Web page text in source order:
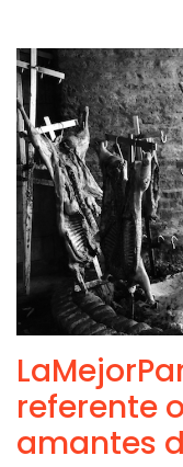
referente
amantes